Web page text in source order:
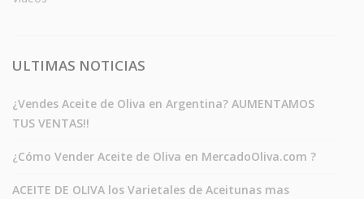
ULTIMAS NOTICIAS
¿Vendes Aceite de Oliva en Argentina? AUMENTAMOS
TUS VENTAS!!
¿Cómo Vender Aceite de Oliva en MercadoOliva.com ?
ACEITE DE OLIVA los Varietales de Aceitunas mas